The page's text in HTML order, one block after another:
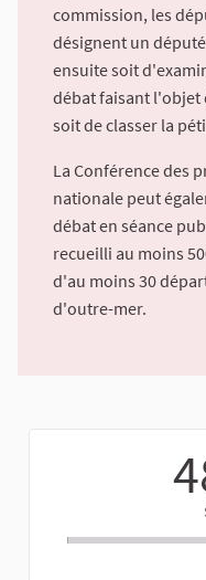
commission, les
désignent un
ensuite soit
débat faisant
soit de classer la
La Conférence des
nationale peut
débat en séance
recueilli au moins
d'au moins 30
d'outre-mer.